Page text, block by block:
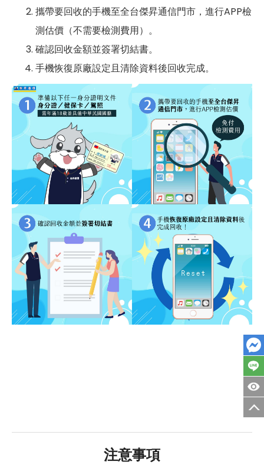
攜帶要回收的手機至全台傑昇通信門市，進行APP檢
測估價（不需要檢測費用）。
確認回收金額並簽署切結書。
手機恢復原廠設定且清除資料後回收完成。
注意事項